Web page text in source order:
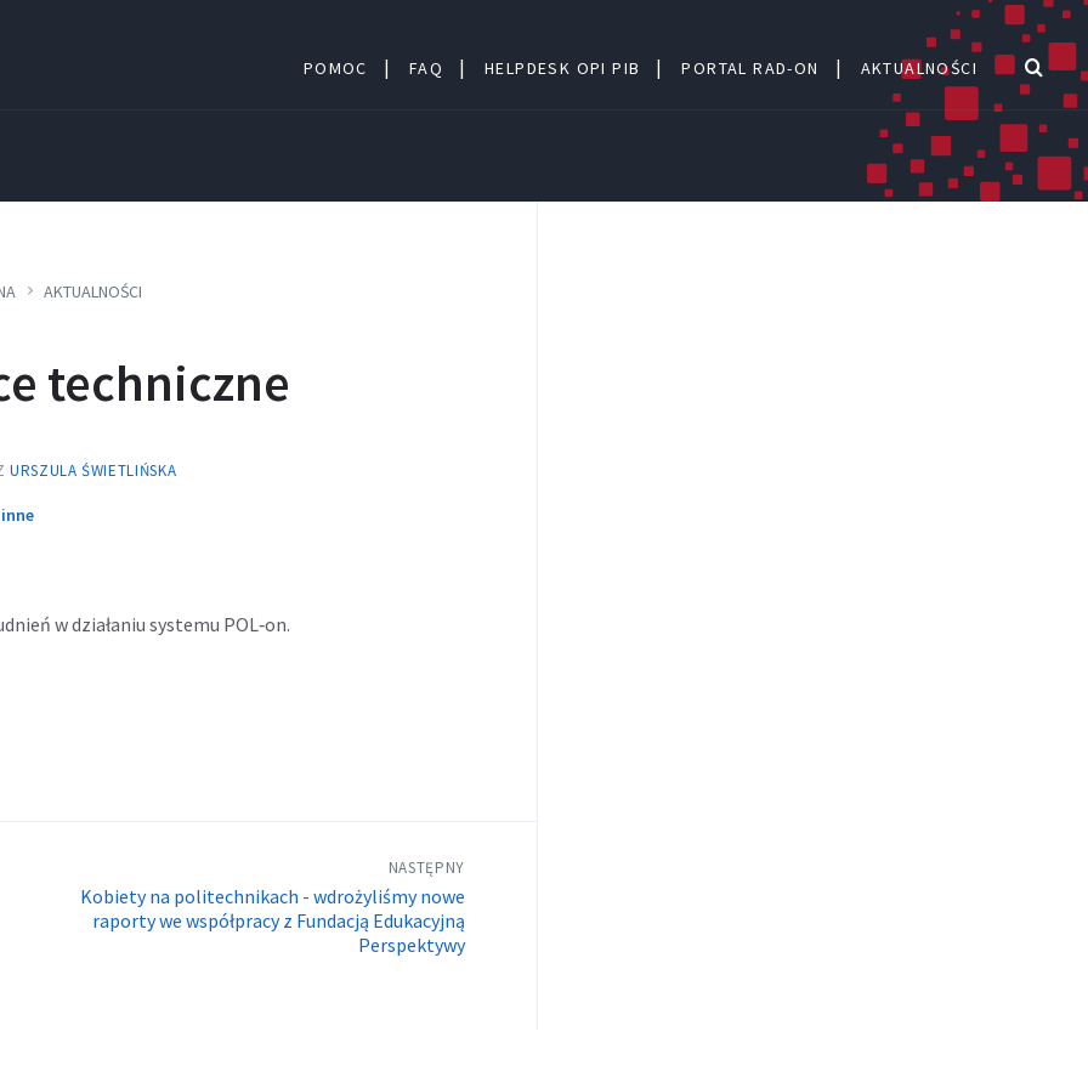
POMOC FAQ HELPDESK OPI PIB PORTAL RAD-ON AKTUALNOŚCI
AKTUALNOŚCI
techniczne
URSZULA ŚWIETLIŃSKA
Kategoria:
inne
w działaniu systemu POL‑on.
NASTĘPNY
Kobiety na politechnikach - wdrożyliśmy nowe
raporty we współpracy z Fundacją Edukacyjną
Perspektywy